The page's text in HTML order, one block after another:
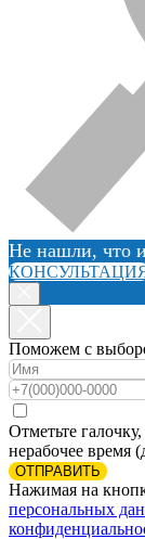
Не нашли, что
Поможем с
Отметьте
нерабочее время
ОТПРАВИТЬ
Нажимая на
персональных